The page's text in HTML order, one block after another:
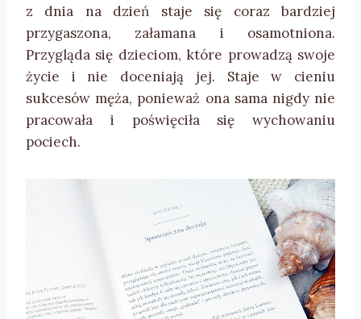
z dnia na dzień staje się coraz bardziej
przygaszona, załamana i osamotniona.
Przygląda się dzieciom, które prowadzą swoje
życie i nie doceniają jej. Staje w cieniu
sukcesów męża, ponieważ ona sama nigdy nie
pracowała i poświęciła się wychowaniu
pociech.